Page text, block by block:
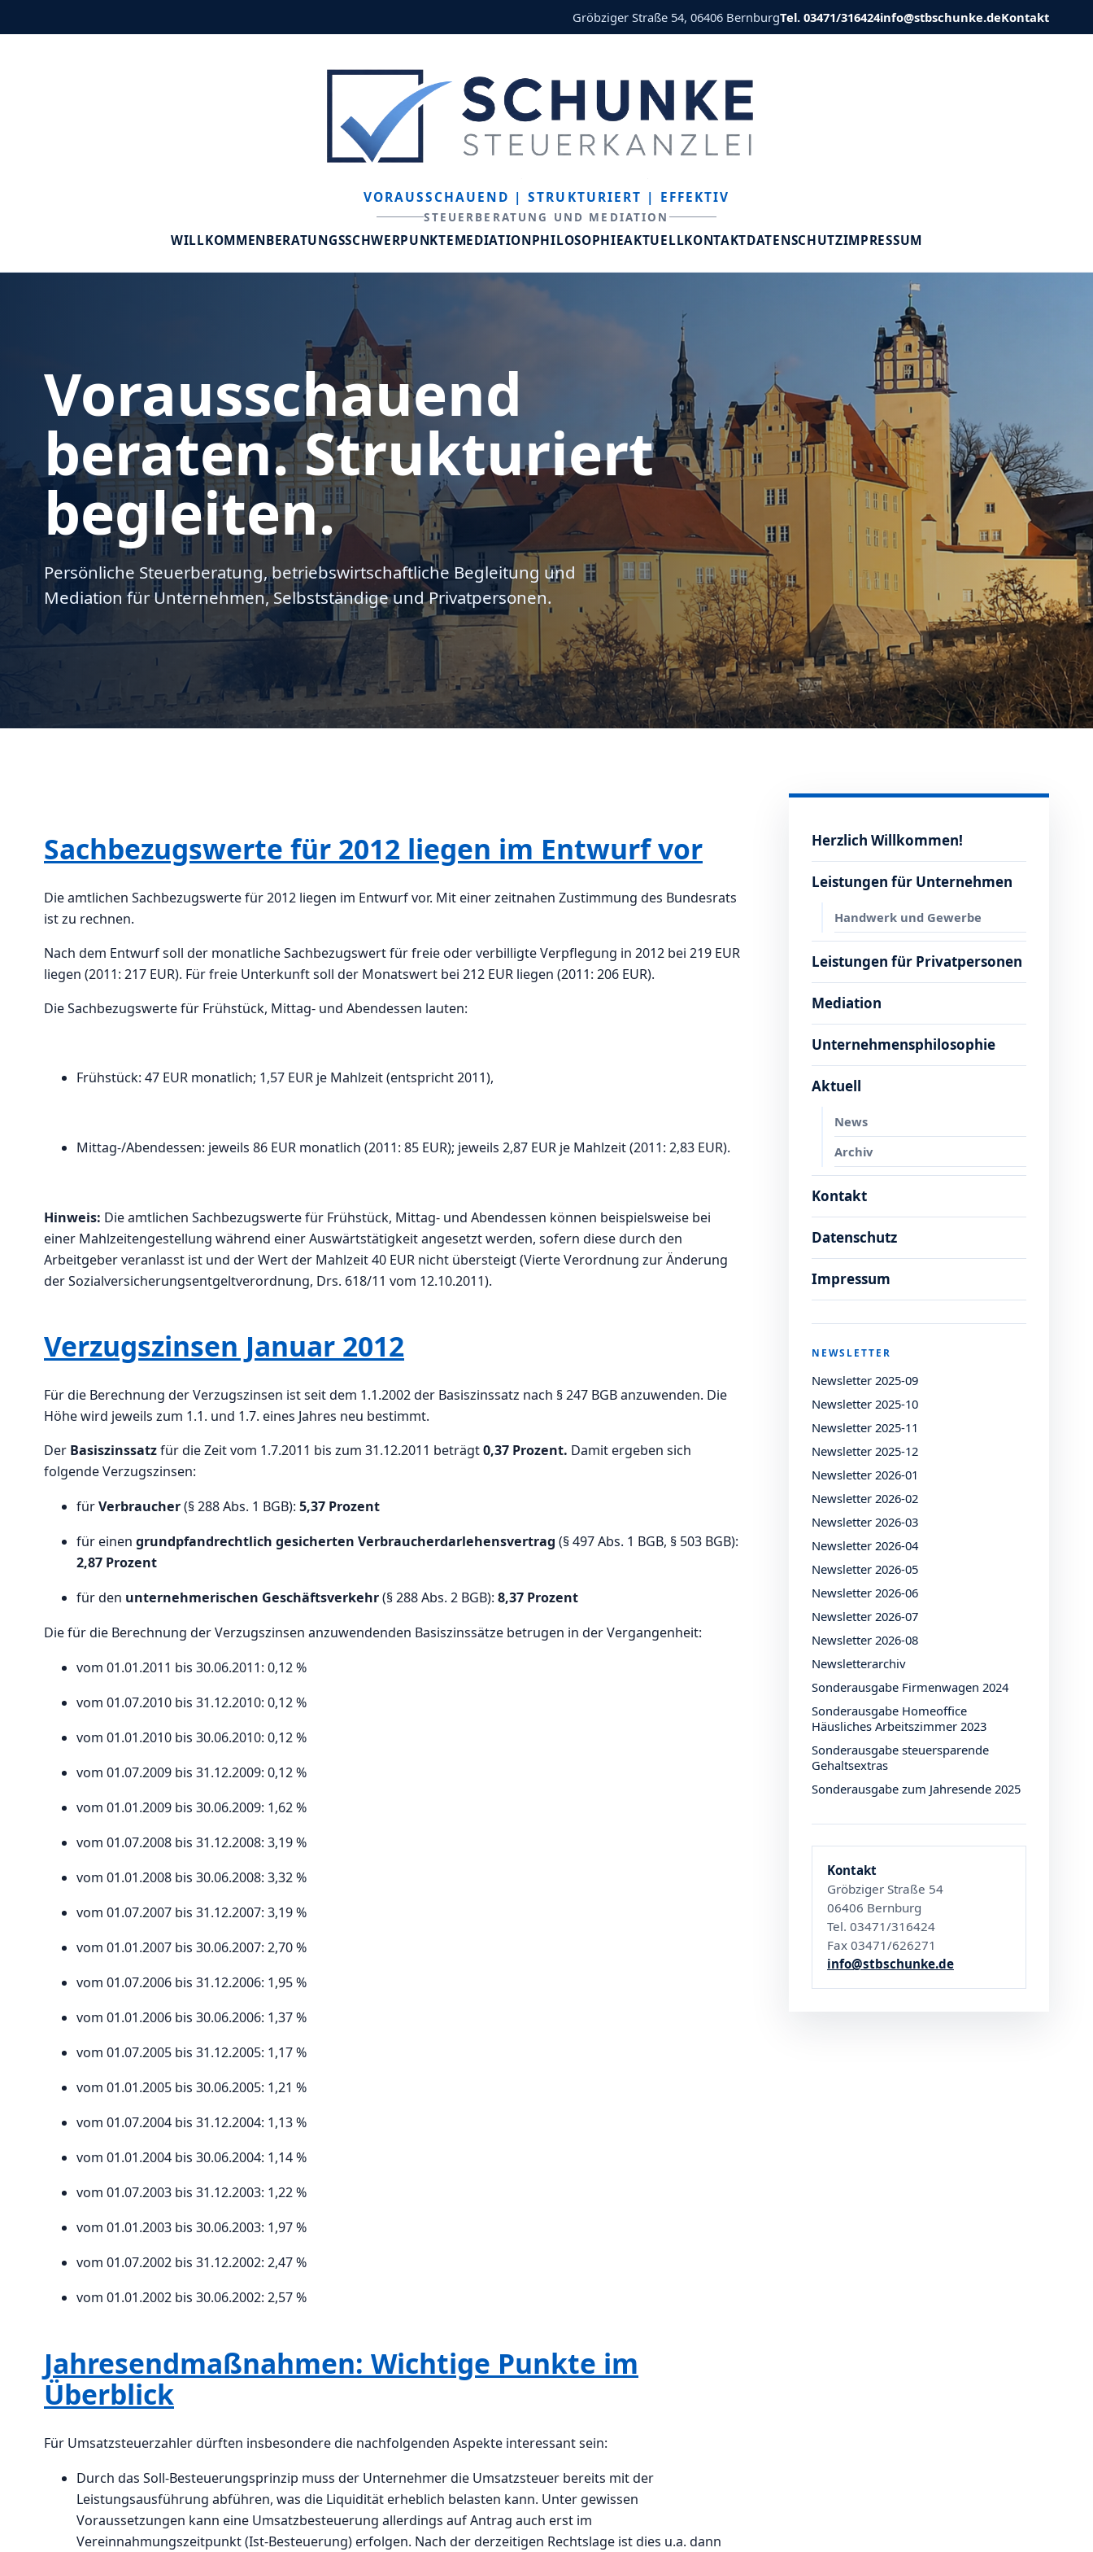
Gröbziger Straße 54, 06406 BernburgTel. 03471/316424info@stbschunke.deKontakt
VORAUSSCHAUEND | STRUKTURIERT | EFFEKTIV
STEUERBERATUNG UND MEDIATION
WILLKOMMENBERATUNGSSCHWERPUNKTEMEDIATIONPHILOSOPHIEAKTUELLKONTAKTDATENSCHUTZIMPRESSUM
Vorausschauend
beraten. Strukturiert
begleiten.
Persönliche Steuerberatung, betriebswirtschaftliche Begleitung und
Mediation für Unternehmen, Selbstständige und Privatpersonen.
Sachbezugswerte für 2012 liegen im Entwurf vor
Die amtlichen Sachbezugswerte für 2012 liegen im Entwurf vor. Mit einer zeitnahen Zustimmung des Bundesrats
ist zu rechnen.
Nach dem Entwurf soll der monatliche Sachbezugswert für freie oder verbilligte Verpflegung in 2012 bei 219 EUR
liegen (2011: 217 EUR). Für freie Unterkunft soll der Monatswert bei 212 EUR liegen (2011: 206 EUR).
Die Sachbezugswerte für Frühstück, Mittag- und Abendessen lauten:
Frühstück: 47 EUR monatlich; 1,57 EUR je Mahlzeit (entspricht 2011),
Mittag-/Abendessen: jeweils 86 EUR monatlich (2011: 85 EUR); jeweils 2,87 EUR je Mahlzeit (2011: 2,83 EUR).
Hinweis: Die amtlichen Sachbezugswerte für Frühstück, Mittag- und Abendessen können beispielsweise bei
einer Mahlzeitengestellung während einer Auswärtstätigkeit angesetzt werden, sofern diese durch den
Arbeitgeber veranlasst ist und der Wert der Mahlzeit 40 EUR nicht übersteigt (Vierte Verordnung zur Änderung
der Sozialversicherungsentgeltverordnung, Drs. 618/11 vom 12.10.2011).
Verzugszinsen Januar 2012
Für die Berechnung der Verzugszinsen ist seit dem 1.1.2002 der Basiszinssatz nach § 247 BGB anzuwenden. Die
Höhe wird jeweils zum 1.1. und 1.7. eines Jahres neu bestimmt.
Der Basiszinssatzfür die Zeit vom 1.7.2011 bis zum 31.12.2011 beträgt0,37 Prozent. Damit ergeben sich
folgende Verzugszinsen:
fürVerbraucher(§ 288 Abs. 1 BGB): 5,37 Prozent
für einen grundpfandrechtlich gesicherten Verbraucherdarlehensvertrag (§ 497 Abs. 1 BGB, § 503 BGB):
2,87 Prozent
für den unternehmerischen Geschäftsverkehr(§ 288 Abs. 2 BGB): 8,37 Prozent
Die für die Berechnung der Verzugszinsen anzuwendenden Basiszinssätze betrugen in der Vergangenheit:
vom 01.01.2011 bis 30.06.2011: 0,12 %
vom 01.07.2010 bis 31.12.2010: 0,12 %
vom 01.01.2010 bis 30.06.2010: 0,12 %
vom 01.07.2009 bis 31.12.2009: 0,12 %
vom 01.01.2009 bis 30.06.2009: 1,62 %
vom 01.07.2008 bis 31.12.2008: 3,19 %
vom 01.01.2008 bis 30.06.2008: 3,32 %
vom 01.07.2007 bis 31.12.2007: 3,19 %
vom 01.01.2007 bis 30.06.2007: 2,70 %
vom 01.07.2006 bis 31.12.2006: 1,95 %
vom 01.01.2006 bis 30.06.2006: 1,37 %
vom 01.07.2005 bis 31.12.2005: 1,17 %
vom 01.01.2005 bis 30.06.2005: 1,21 %
vom 01.07.2004 bis 31.12.2004: 1,13 %
vom 01.01.2004 bis 30.06.2004: 1,14 %
vom 01.07.2003 bis 31.12.2003: 1,22 %
vom 01.01.2003 bis 30.06.2003: 1,97 %
vom 01.07.2002 bis 31.12.2002: 2,47 %
vom 01.01.2002 bis 30.06.2002: 2,57 %
Jahresendmaßnahmen: Wichtige Punkte im
Überblick
Für Umsatzsteuerzahler dürften insbesondere die nachfolgenden Aspekte interessant sein:
Durch das Soll-Besteuerungsprinzip muss der Unternehmer die Umsatzsteuer bereits mit der
Leistungsausführung abführen, was die Liquidität erheblich belasten kann. Unter gewissen
Voraussetzungen kann eine Umsatzbesteuerung allerdings auf Antrag auch erst im
Vereinnahmungszeitpunkt (Ist-Besteuerung) erfolgen. Nach der derzeitigen Rechtslage ist dies u.a. dann
Herzlich Willkommen!
Leistungen für Unternehmen
Handwerk und Gewerbe
Leistungen für Privatpersonen
Mediation
Unternehmensphilosophie
Aktuell
News
Archiv
Kontakt
Datenschutz
Impressum
NEWSLETTER
Newsletter 2025-09
Newsletter 2025-10
Newsletter 2025-11
Newsletter 2025-12
Newsletter 2026-01
Newsletter 2026-02
Newsletter 2026-03
Newsletter 2026-04
Newsletter 2026-05
Newsletter 2026-06
Newsletter 2026-07
Newsletter 2026-08
Newsletterarchiv
Sonderausgabe Firmenwagen 2024
Sonderausgabe Homeoffice
Häusliches Arbeitszimmer 2023
Sonderausgabe steuersparende
Gehaltsextras
Sonderausgabe zum Jahresende 2025
Kontakt
Gröbziger Straße 54
06406 Bernburg
Tel. 03471/316424
Fax 03471/626271
info@stbschunke.de